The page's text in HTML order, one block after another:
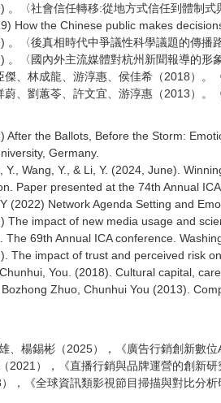
〈社會信任轉移:從地方式信任到體制式
How the Chinese public makes
〈後真相時代中爭議性科學議題的傳播
〈國內外主流媒體對杭州新聞報導的形
、林成龍、游淳惠、侯佳希（2018）。
、劉蕙苓、許文宜、游淳惠（2013）。
the Ballots, Before the Storm:
Germany.
Wang, Y., & Li, Y. (2024, June).
Paper presented at the 74th Annual
Network Agenda Setting and
impact of new media usage and
69th Annual ICA conference.
impact of trust and perceived risk
You. (2018). Cultural capital,
Zhuo, Chunhui You (2013).
楊錫彬（2025），《廣告行銷創新數位
），《直播行銷與品牌運營的創新研
《全球資訊類影視節目掃描與對比分析